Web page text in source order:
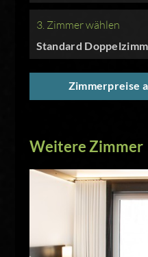
3. Zimmer wählen
Standard
Zimmerpreise
Weitere Zimmer